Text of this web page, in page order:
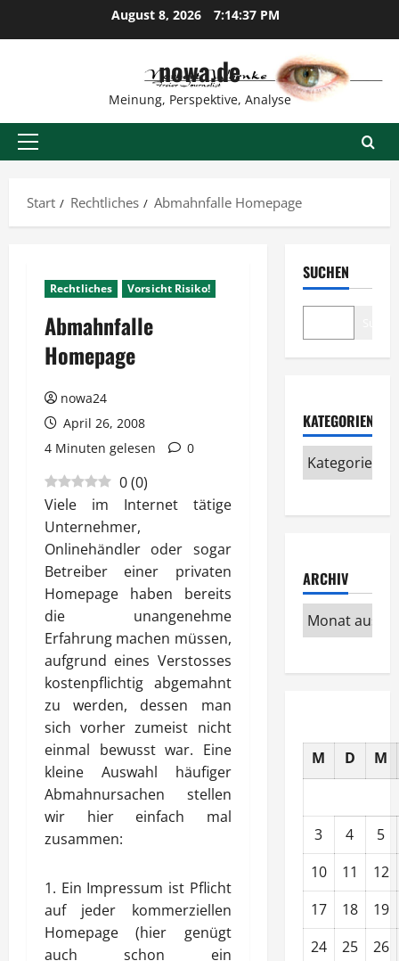
August 8, 2026 7:14:38 PM
nowa.de
Meinung, Perspektive, Analyse
Primäres
Start
Rechtliches Abmahnfalle Homepage
Rechtliches Vorsicht Risiko!
Abmahnfalle
Homepage
nowa24
April 26, 2008
4 Minuten gelesen
0
0(0)
Viele im Internet tätige
Unternehmer,
Onlinehändler oder sogar
Betreiber einer privaten
Homepage haben bereits
die unangenehme
Erfahrung machen müssen,
aufgrund eines Verstosses
kostenpflichtig abgemahnt
zu werden, dessen man
sich vorher zumeist nicht
einmal bewusst war. Eine
kleine Auswahl häufiger
Abmahnursachen stellen
wir hier einfach mal
zusammen:
1. Ein Impressum ist Pflicht
auf jeder kommerziellen
Homepage (hier genügt
auch schon ein
SUCHEN
KATEGORIEN
ARCHIV
M D M
3 4
5
10
11
12
17
18
19
24
25
26